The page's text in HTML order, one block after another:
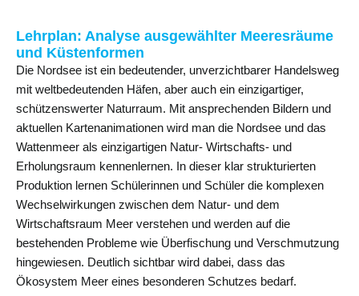
Lehrplan: Analyse ausgewählter Meeresräume
und Küstenformen
Die Nordsee ist ein bedeutender, unverzichtbarer Handelsweg
mit weltbedeutenden Häfen, aber auch ein einzigartiger,
schützenswerter Naturraum. Mit ansprechenden Bildern und
aktuellen Kartenanimationen wird man die Nordsee und das
Wattenmeer als einzigartigen Natur- Wirtschafts- und
Erholungsraum kennenlernen. In dieser klar strukturierten
Produktion lernen Schülerinnen und Schüler die komplexen
Wechselwirkungen zwischen dem Natur- und dem
Wirtschaftsraum Meer verstehen und werden auf die
bestehenden Probleme wie Überfischung und Verschmutzung
hingewiesen. Deutlich sichtbar wird dabei, dass das
Ökosystem Meer eines besonderen Schutzes bedarf.